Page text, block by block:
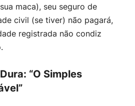
maca), seu seguro de
civil (se tiver) não pagará,
registrada não condiz
“O Simples